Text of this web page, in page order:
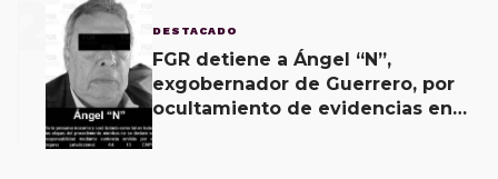
DESTACADO
FGR detiene a Ángel “N”,
exgobernador de Guerrero, por
ocultamiento de evidencias en